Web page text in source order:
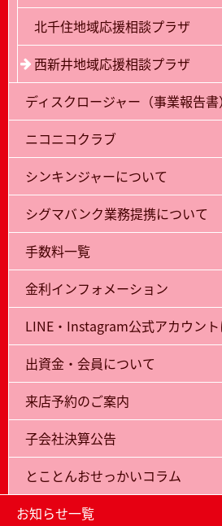
北千住地域応援相談プラザ
西新井地域応援相談プラザ
ディスクロージャー（事業報告書）
ニコニコクラブ
シンキンジャーについて
シグマバンク業務提携について
手数料一覧
金利インフォメーション
LINE・Instagram公式アカウン
出資金・会員について
来店予約のご案内
子会社決算公告
とことんおせっかいコラム
お知らせ一覧